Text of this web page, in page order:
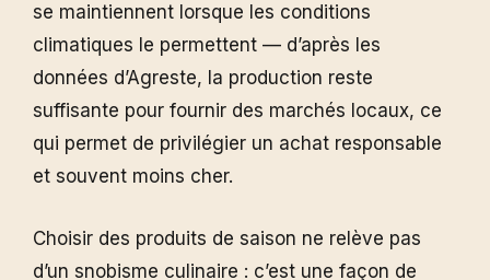
se maintiennent lorsque les conditions
climatiques le permettent — d’après les
données d’Agreste, la production reste
suffisante pour fournir des marchés locaux, ce
qui permet de privilégier un achat responsable
et souvent moins cher.
Choisir des produits de saison ne relève pas
d’un snobisme culinaire : c’est une façon de